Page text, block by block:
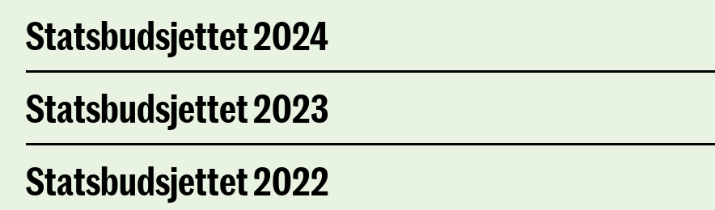
Statsbudsjettet 2024
Statsbudsjettet 2023
Statsbudsjettet 2022